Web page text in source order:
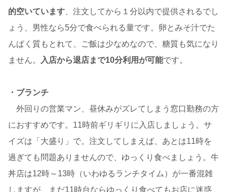
的空いています 、注文してから１分以内で提供されるでし
ょう、男性なら5分で食べられる量です。卵とみそ汁でた
んぱく質もとれて、ご飯は少なめなので、糖質も気になり
ません。
入店から退店まで10分利用が可能です。
・ブランチ
外回りの営業マン、昼休みがズレてしまう窓口勤務の方
におすすめです。11時前ギリギリに入店しましょう。サ
イズは「大盛り」で。注文してしまえば、あとは11時を
過ぎても問題ありませんので、ゆっくり食べましょう。牛
丼店は12時～13時（いわゆるランチタイム）が一番混雑
しますが、まだ11時台ならゆっくり食べてもお店に迷惑